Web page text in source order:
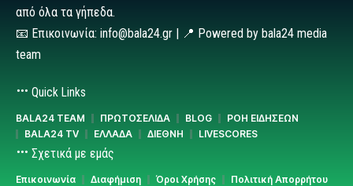
από όλα τα γήπεδα.
📧 Επικοινωνία: info@bala24.gr | 📍 Powered by bala24 media
team
Quick Links
BALA24 TEAM ΠΡΩΤΟΣΕΛΙΔΑ BLOG
ΡΟΗ ΕΙΔΗΣΕΩΝ
BALA24 TV
ΕΛΛΑΔΑ ΔΙΕΘΝΗ LIVESCORES
Σχετικά με εμάς
Επικοινωνία Διαφήμιση Όροι Χρήσης Πολιτική Απορρήτου